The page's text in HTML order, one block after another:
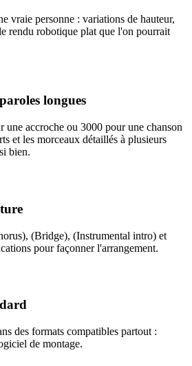
vraie personne : variations de hauteur,
rendu robotique plat que l'on pourrait
longues
une accroche ou 3000 pour une chanson
et les morceaux détaillés à plusieurs
bien.
(Bridge), (Instrumental intro) et
pour façonner l'arrangement.
des formats compatibles partout :
de montage.